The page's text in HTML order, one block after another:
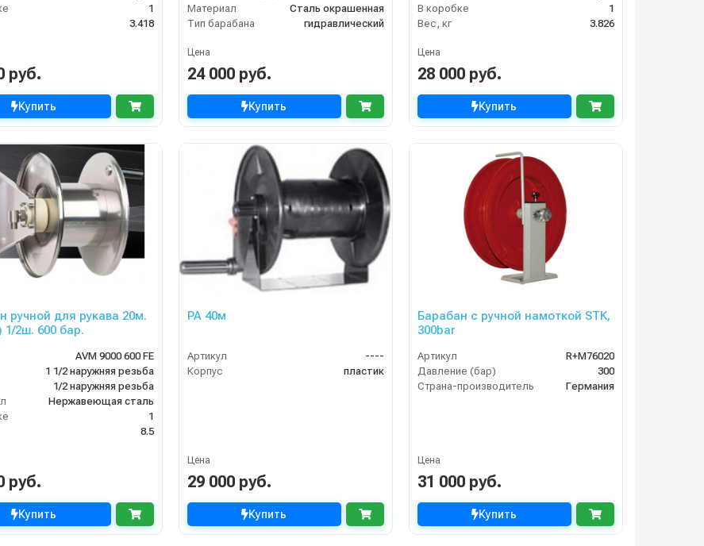
1
3.418
руб.
Купить
Материал
Сталь окрашенная
Тип барабана
гидравлический
Цена
24 000 руб.
Купить
В коробке
1
Вес, кг
3.826
Цена
28 000 руб.
Купить
ручной для рукава 20м.
1/2 (кр.) 1/2ш. 600 бар.
AVM 9000 600 FE
1 1/2 наружняя резьба
1/2 наружняя резьба
Нержавеющая сталь
1
8.5
руб.
Купить
PA 40м
Артикул
----
Корпус
пластик
Цена
29 000 руб.
Купить
Барабан с ручной намоткой STK,
300bar
Артикул
R+M76020
Давление (бар)
300
Страна-производитель
Германия
Цена
31 000 руб.
Купить